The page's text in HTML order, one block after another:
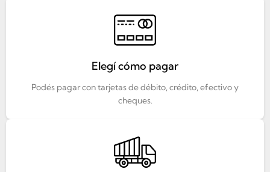
Elegí cómo pagar
Podés pagar con tarjetas de débito, crédito, efectivo y
cheques.